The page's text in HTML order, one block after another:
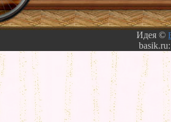
Идея ©